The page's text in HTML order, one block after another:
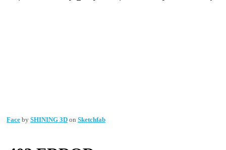
Face by SHINING 3D on Sketchfab